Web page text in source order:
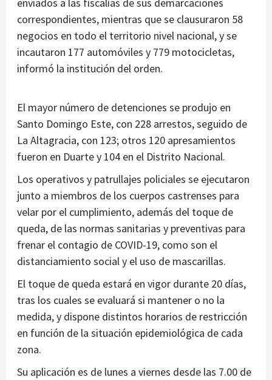
correspondientes, mientras que se clausuraron 58
negocios en todo el territorio nivel nacional, y se
incautaron 177 automóviles y 779 motocicletas,
informó la institución del orden.
El mayor número de detenciones se produjo en
Santo Domingo Este, con 228 arrestos, seguido de
La Altagracia, con 123; otros 120 apresamientos
fueron en Duarte y 104 en el Distrito Nacional.
Los operativos y patrullajes policiales se ejecutaron
junto a miembros de los cuerpos castrenses para
velar por el cumplimiento, además del toque de
queda, de las normas sanitarias y preventivas para
frenar el contagio de COVID-19, como son el
distanciamiento social y el uso de mascarillas.
El toque de queda estará en vigor durante 20 días,
tras los cuales se evaluará si mantener o no la
medida, y dispone distintos horarios de restricción
en función de la situación epidemiológica de cada
zona.
Su aplicación es de lunes a viernes desde las 7.00 de